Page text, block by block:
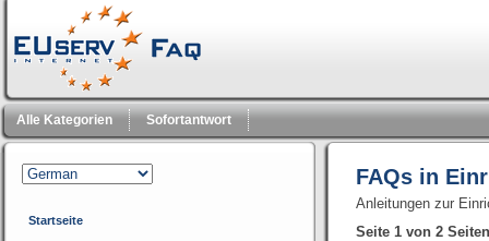
Alle Kategorien Sofortantwort
Startseite
FAQs in
Anleitungen zur
Seite 1 von 2 Seiten